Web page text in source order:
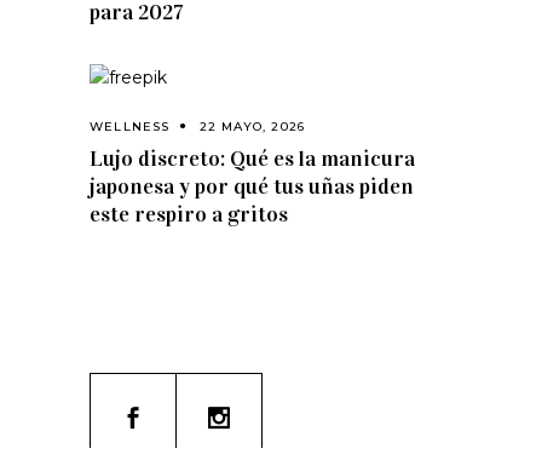
para 2027
WELLNESS 22 MAYO, 2026
Lujo discreto: Qué es la manicura
japonesa y por qué tus uñas piden
este respiro a gritos